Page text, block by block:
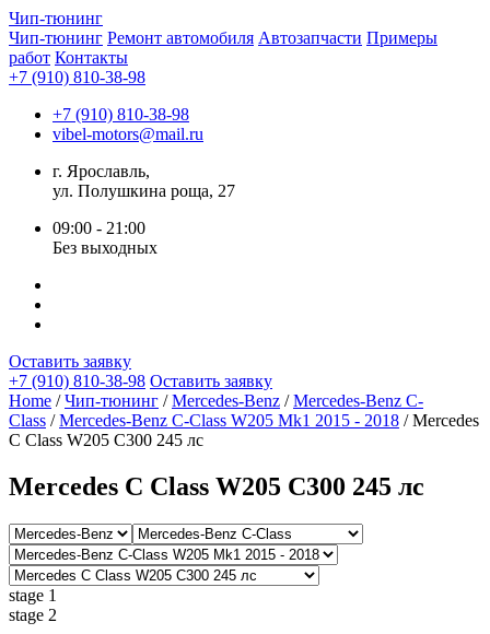
Чип-тюнинг
Чип-тюнинг Ремонт автомобиля Автозапчасти Примеры
работ Контакты
+7 (910) 810-38-98
+7 (910) 810-38-98
vibel-motors@mail.ru
г. Ярославль,
ул. Полушкина роща, 27
09:00 - 21:00
Без выходных
Оставить заявку
+7 (910) 810-38-98 Оставить заявку
Home /Чип-тюнинг /Mercedes-Benz /Mercedes-Benz C-
Class /Mercedes-Benz C-Class W205 Mk1 2015 - 2018 / Mercedes
C Class W205 C300 245 лс
Mercedes C Class W205 C300 245 лс
stage 1
stage 2